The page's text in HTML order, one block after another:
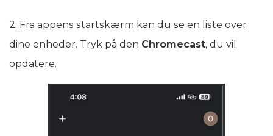
2. Fra appens startskærm kan du se en liste over
dine enheder. Tryk på den Chromecast, du vil
opdatere.